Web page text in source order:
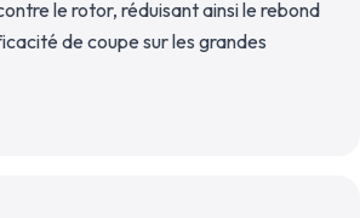
le rotor, réduisant ainsi le rebond
de coupe sur les grandes